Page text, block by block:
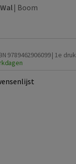
| Boom
9789462906099 | 1e druk